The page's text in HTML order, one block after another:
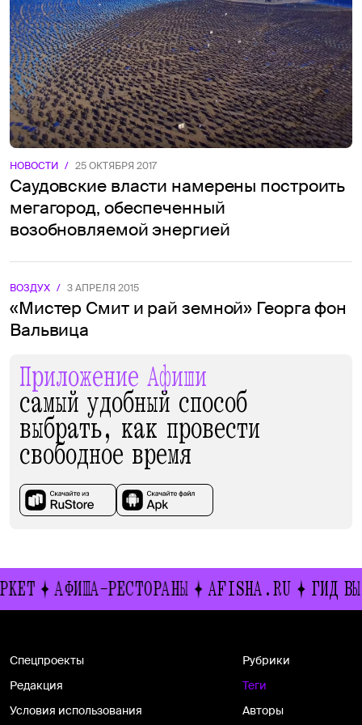
НОВОСТИ / 25 ОКТЯБРЯ 2017
Саудовские власти намерены построить
мегагород, обеспеченный
возобновляемой энергией
ВОЗДУХ / 3 АПРЕЛЯ 2015
«Мистер Смит и рай земной» Георга фон
Вальвица
Приложение Афиши
самый удобный способ
выбрать, как провести
свободное время
АФИША-РЕСТОРАНЫ AFISHA.RU ГИД
Спецпроекты
Редакция
Условия использования
Рубрики
Теги
Авторы